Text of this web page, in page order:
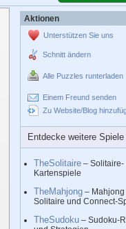
Aktionen
Unterstützen Sie uns
Schnitt ändern
Alle Puzzles runterladen
Einem Freund senden
Zu Website/Blog
Entdecke weitere Spiele
TheSolitaire – Solitaire-
Kartenspiele
TheMahjong – Mahjong
Solitaire und Connect-
TheSudoku – Sudoku-